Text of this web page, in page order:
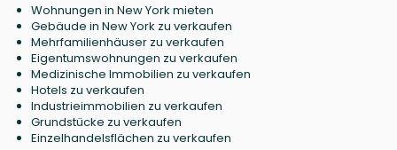
Wohnungen in New York mieten
Gebäude in New York zu verkaufen
Mehrfamilienhäuser zu verkaufen
Eigentumswohnungen zu verkaufen
Medizinische Immobilien zu verkaufen
Hotels zu verkaufen
Industrieimmobilien zu verkaufen
Grundstücke zu verkaufen
Einzelhandelsflächen zu verkaufen